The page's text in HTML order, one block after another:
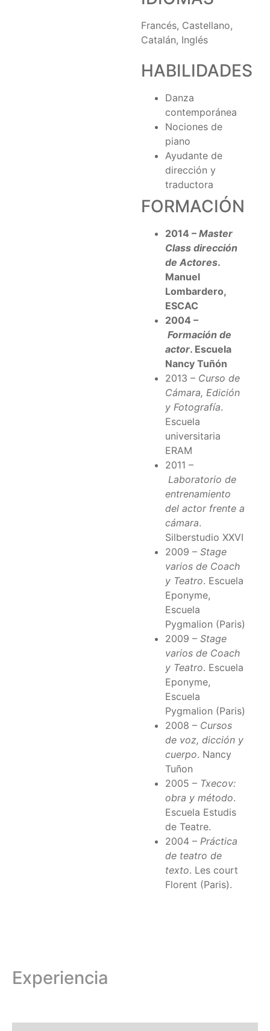
Francés, Castellano,
Catalán, Inglés
HABILIDADES
Danza
contemporánea
Nociones de
piano
Ayudante de
dirección y
traductora
FORMACIÓN
2014 – Master
Class dirección
de Actores.
Manuel
Lombardero,
ESCAC
2004 –
Formación de
actor. Escuela
Nancy Tuñón
2013 – Curso de
Cámara, Edición
y Fotografía.
Escuela
universitaria
ERAM
2011 –
Laboratorio de
entrenamiento
del actor frente a
cámara.
Silberstudio XXVI
2009 – Stage
varios de Coach
y Teatro. Escuela
Eponyme,
Escuela
Pygmalion (Paris)
2009 – Stage
varios de Coach
y Teatro. Escuela
Eponyme,
Escuela
Pygmalion (Paris)
2008 – Cursos
de voz, dicción y
cuerpo. Nancy
Tuñon
2005 – Txecov:
obra y método.
Escuela Estudis
de Teatre.
2004 – Práctica
de teatro de
texto. Les court
Florent (Paris).
Experiencia